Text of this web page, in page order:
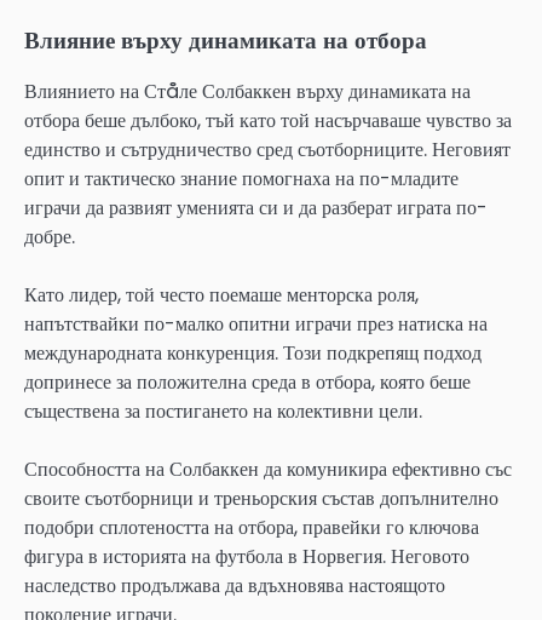
Влияние върху динамиката на отбора
Влиянието на Стåле Солбаккен върху динамиката на
отбора беше дълбоко, тъй като той насърчаваше чувство за
единство и сътрудничество сред съотборниците. Неговият
опит и тактическо знание помогнаха на по-младите
играчи да развият уменията си и да разберат играта по-
добре.
Като лидер, той често поемаше менторска роля,
напътствайки по-малко опитни играчи през натиска на
международната конкуренция. Този подкрепящ подход
допринесе за положителна среда в отбора, която беше
съществена за постигането на колективни цели.
Способността на Солбаккен да комуникира ефективно със
своите съотборници и треньорския състав допълнително
подобри сплотеността на отбора, правейки го ключова
фигура в историята на футбола в Норвегия. Неговото
наследство продължава да вдъхновява настоящото
поколение играчи.